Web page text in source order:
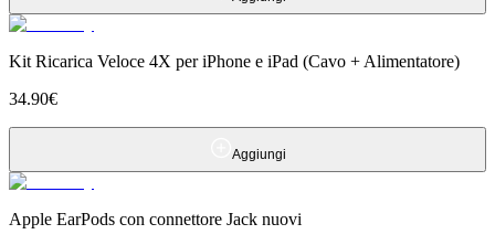
Kit Ricarica Veloce 4X per iPhone e iPad (Cavo + Alimentatore)
34.90€
Aggiungi
Apple EarPods con connettore Jack nuovi